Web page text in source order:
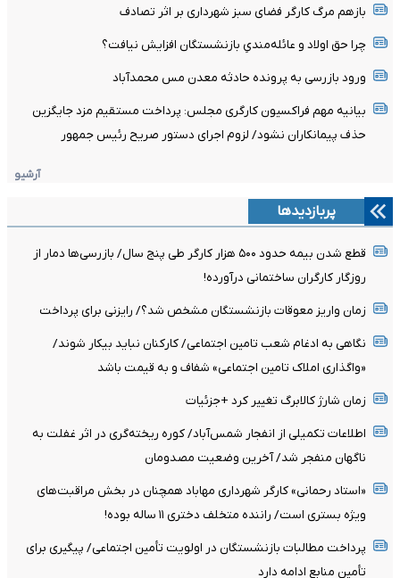
بازهم مرگ کارگر فضای سبز شهرداری بر اثر تصادف
چرا حق اولاد و عائله‌مندیِ بازنشستگان افزایش نیافت؟
ورود بازرسی به پرونده حادثه معدن مس محمدآباد
بیانیه مهم فراکسیون کارگری مجلس: پرداخت مستقیم مزد جایگزین
حذف پیمانکاران نشود/ لزوم اجرای دستور صریح رئیس جمهور
آرشیو
پربازدیدها
قطع شدن بیمه حدود ۵۰۰ هزار کارگر طی پنج سال/ بازرسی‌ها دمار از
روزگار کارگران ساختمانی درآورده!
زمان واریز معوقات بازنشستگان مشخص شد؟/ رایزنی برای پرداخت
نگاهی به ادغام شعب تامین اجتماعی/ کارکنان نباید بیکار شوند/
«واگذاری املاک تامین اجتماعی» شفاف و به قیمت باشد
زمان شارژ کالابرگ تغییر کرد +جزئیات
اطلاعات تکمیلی از انفجار شمس‌آباد/ کوره ریخته‌گری در اثر غفلت به
ناگهان منفجر شد/ آخرین وضعیت مصدومان
«استاد رحمانی» کارگر شهرداری مهاباد همچنان در بخش مراقبت‌های
ویژه بستری است/ راننده متخلف دختری ۱۱ ساله بوده!
پرداخت مطالبات بازنشستگان در اولویت تأمین اجتماعی/ پیگیری برای
تأمین منابع ادامه دارد